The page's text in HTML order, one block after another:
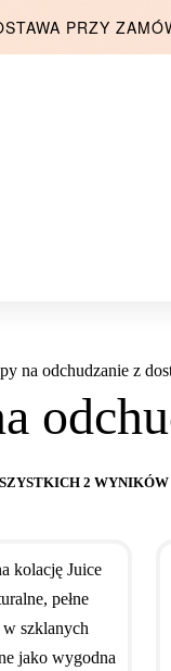
PRZY
na odchudzanie z
2 WYNIKÓW